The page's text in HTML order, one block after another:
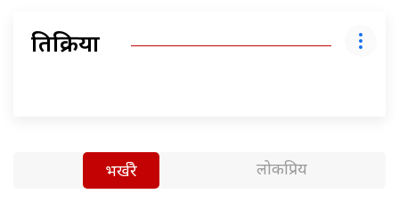
प्रतिक्रिया
भर्खरै लोकप्रिय